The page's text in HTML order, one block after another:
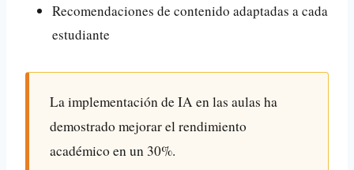
Recomendaciones de contenido adaptadas a cada
estudiante
La implementación de IA en las aulas ha
demostrado mejorar el rendimiento
académico en un 30%.